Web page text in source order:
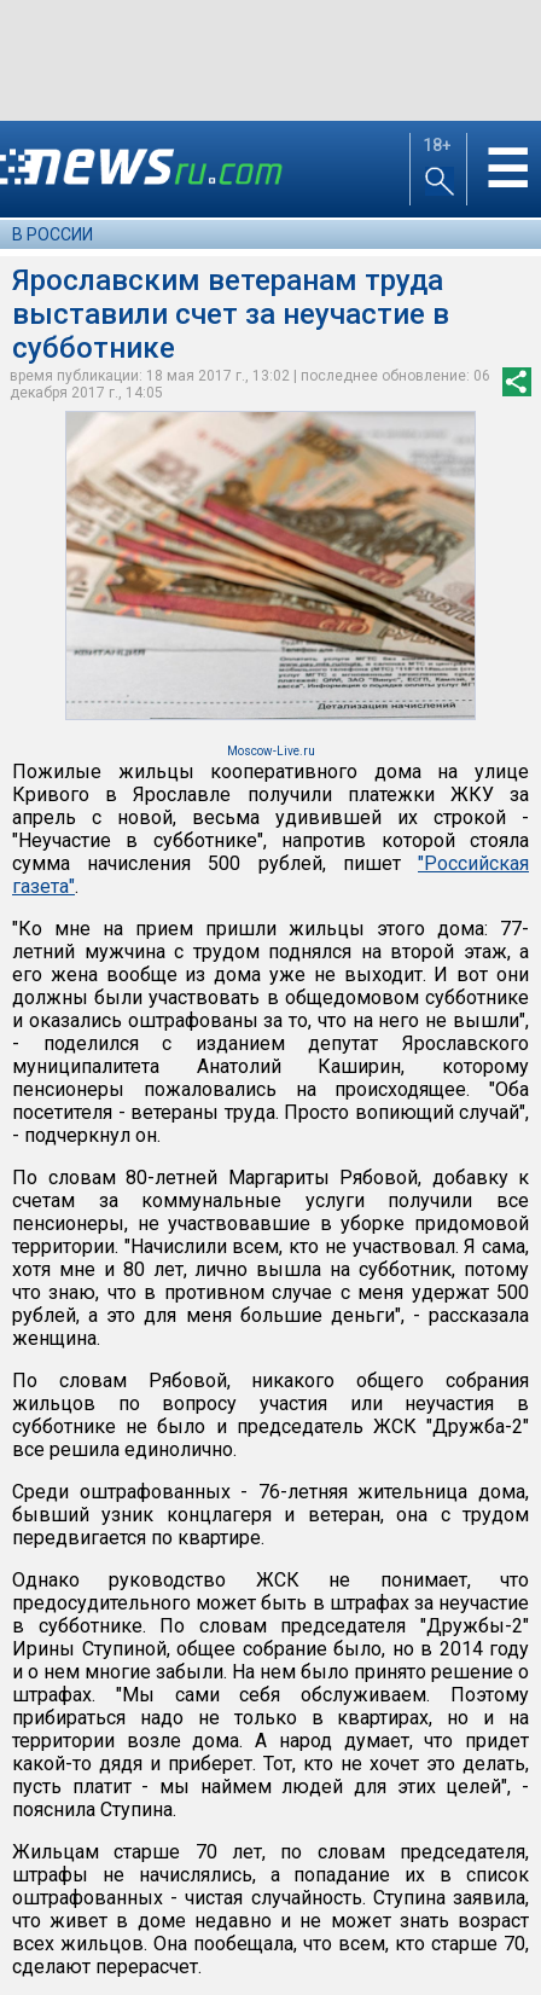
18+ ☰
В РОССИИ
Ярославским ветеранам труда
выставили счет за неучастие в
субботнике
время публикации: 18 мая 2017 г., 13:02 | последнее обновление: 06
декабря 2017 г., 14:05
Moscow-Live.ru
Пожилые жильцы кооперативного дома на улице
Кривого в Ярославле получили платежки ЖКУ за
апрель с новой, весьма удивившей их строкой -
"Неучастие в субботнике", напротив которой стояла
сумма начисления 500 рублей, пишет "Российская
газета".
"Ко мне на прием пришли жильцы этого дома: 77-
летний мужчина с трудом поднялся на второй этаж, а
его жена вообще из дома уже не выходит. И вот они
должны были участвовать в общедомовом субботнике
и оказались оштрафованы за то, что на него не вышли",
- поделился с изданием депутат Ярославского
муниципалитета Анатолий Каширин, которому
пенсионеры пожаловались на происходящее. "Оба
посетителя - ветераны труда. Просто вопиющий случай",
- подчеркнул он.
По словам 80-летней Маргариты Рябовой, добавку к
счетам за коммунальные услуги получили все
пенсионеры, не участвовавшие в уборке придомовой
территории. "Начислили всем, кто не участвовал. Я сама,
хотя мне и 80 лет, лично вышла на субботник, потому
что знаю, что в противном случае с меня удержат 500
рублей, а это для меня большие деньги", - рассказала
женщина.
По словам Рябовой, никакого общего собрания
жильцов по вопросу участия или неучастия в
субботнике не было и председатель ЖСК "Дружба-2"
все решила единолично.
Среди оштрафованных - 76-летняя жительница дома,
бывший узник концлагеря и ветеран, она с трудом
передвигается по квартире.
Однако руководство ЖСК не понимает, что
предосудительного может быть в штрафах за неучастие
в субботнике. По словам председателя "Дружбы-2"
Ирины Ступиной, общее собрание было, но в 2014 году
и о нем многие забыли. На нем было принято решение о
штрафах. "Мы сами себя обслуживаем. Поэтому
прибираться надо не только в квартирах, но и на
территории возле дома. А народ думает, что придет
какой-то дядя и приберет. Тот, кто не хочет это делать,
пусть платит - мы наймем людей для этих целей", -
пояснила Ступина.
Жильцам старше 70 лет, по словам председателя,
штрафы не начислялись, а попадание их в список
оштрафованных - чистая случайность. Ступина заявила,
что живет в доме недавно и не может знать возраст
всех жильцов. Она пообещала, что всем, кто старше 70,
сделают перерасчет.